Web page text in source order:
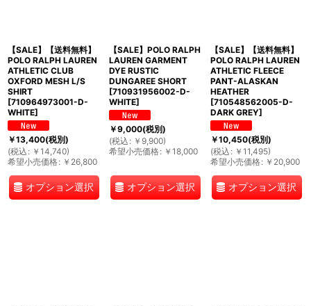
【SALE】【送料無料】
POLO RALPH LAUREN
ATHLETIC CLUB
OXFORD MESH L/S
SHIRT
[710964973001-D-
WHITE]
￥13,400(税別)
(税込 : ￥ 14,740)
希望小売価格: ￥ 26,800
オプション選択
【SALE】POLO RALPH
LAUREN GARMENT
DYE RUSTIC
DUNGAREE SHORT
[710931956002-D-
WHITE]
￥9,000(税別)
(税込 : ￥ 9,900)
希望小売価格: ￥ 18,000
オプション選択
【SALE】【送料無料】
POLO RALPH LAUREN
ATHLETIC FLEECE
PANT-ALASKAN
HEATHER
[710548562005-D-
DARK GREY]
￥10,450(税別)
(税込 : ￥ 11,495)
希望小売価格: ￥ 20,900
オプション選択